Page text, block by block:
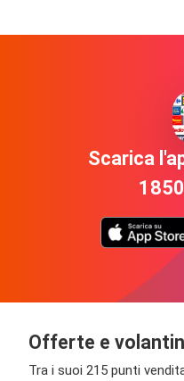
Scarica
Offerte e
Tra i suoi 215 punti